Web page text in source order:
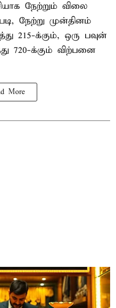
நேற்றும் விலை
நேற்று முன்தினம்
215-க்கும், ஒரு பவுன்
720-க்கும் விற்பனை
More